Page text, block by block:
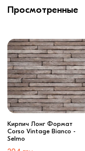
Просмотренные
Кирпич Лонг Формат
Corso Vintage Bianco -
Selmo